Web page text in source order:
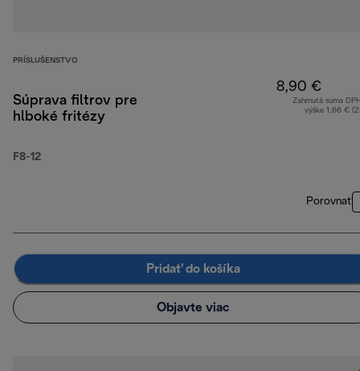
PRÍSLUŠENSTVO
Súprava filtrov pre
hlboké fritézy
F8-12
8,90 €
Zahrnutá suma
výške 1,66 €
Porovnať
Pridať do košíka
Objavte viac